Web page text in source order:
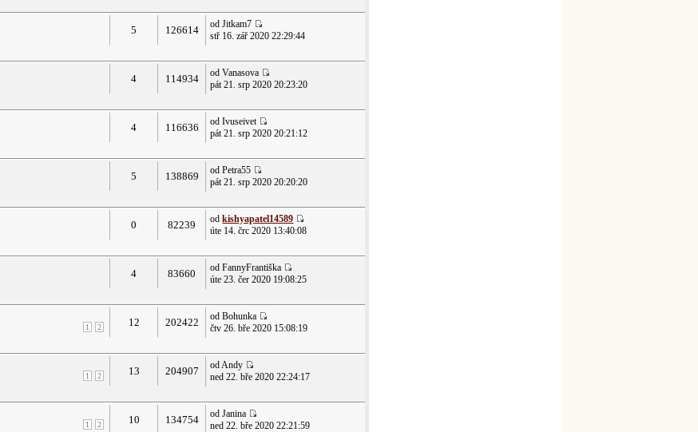
5 126614
od Jitkam7
stř 16. zář 2020 22:29:44
4 114934
od Vanasova
pát 21. srp 2020 20:23:20
4 116636
od Ivuseivet
pát 21. srp 2020 20:21:12
5 138869
od Petra55
pát 21. srp 2020 20:20:20
0 82239 odkishyapatel14589
úte 14. črc 2020 13:40:08
4 83660
od FannyFrantiška
úte 23. čer 2020 19:08:25
1 2 12 202422
od Bohunka
čtv 26. bře 2020 15:08:19
1 2 13 204907
od Andy
ned 22. bře 2020 22:24:17
1 2 10 134754
od Janina
ned 22. bře 2020 22:21:59